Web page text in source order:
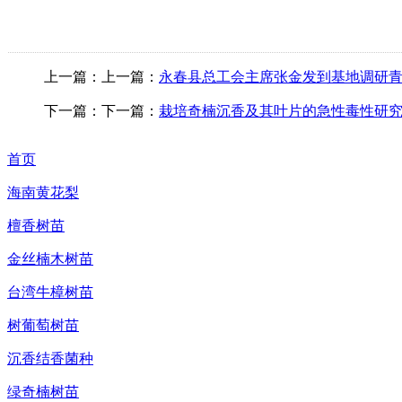
上一篇： 上一篇： 永春县总工会主席张金发到基地调研
下一篇： 下一篇： 栽培奇楠沉香及其叶片的急性毒性研究
首页
海南黄花梨
檀香树苗
金丝楠木树苗
台湾牛樟树苗
树葡萄树苗
沉香结香菌种
绿奇楠树苗